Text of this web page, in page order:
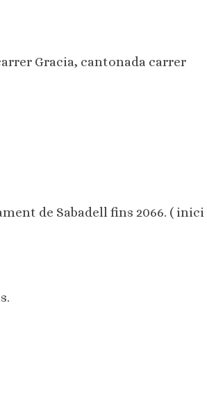
Gracia, cantonada carrer
de Sabadell fins 2066. ( inici